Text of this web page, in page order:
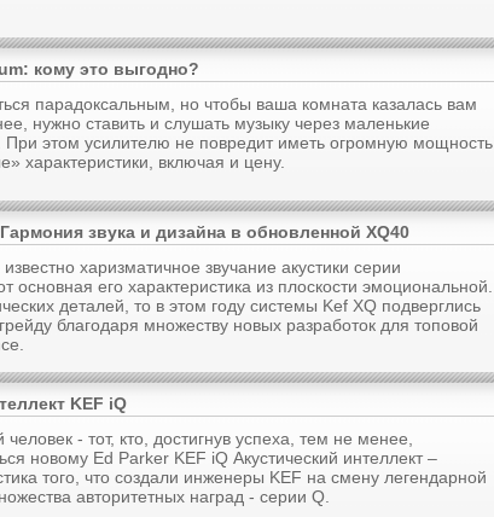
кому это выгодно?
парадоксальным, но чтобы ваша комната казалась вам
нужно ставить и слушать музыку через маленькие
При этом усилителю не повредит иметь огромную мощность
характеристики, включая и цену.
звука и дизайна в обновленной XQ40
харизматичное звучание акустики серии
основная его характеристика из плоскости эмоциональной.
деталей, то в этом году системы Kef XQ подверглись
благодаря множеству новых разработок для топовой
KEF iQ
- тот, кто, достигнув успеха, тем не менее,
новому Ed Parker KEF iQ Акустический интеллект –
того, что создали инженеры KEF на смену легендарной
авторитетных наград - серии Q.